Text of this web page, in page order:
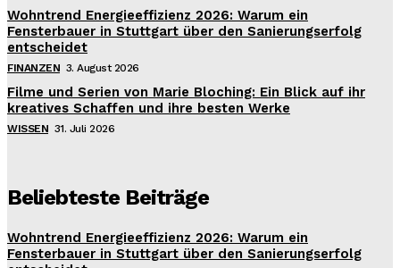
Wohntrend Energieeffizienz 2026: Warum ein
Fensterbauer in Stuttgart über den Sanierungserfolg
entscheidet
FINANZEN 3. August 2026
Filme und Serien von Marie Bloching: Ein Blick auf ihr
kreatives Schaffen und ihre besten Werke
WISSEN 31. Juli 2026
Beliebteste Beiträge
Wohntrend Energieeffizienz 2026: Warum ein
Fensterbauer in Stuttgart über den Sanierungserfolg